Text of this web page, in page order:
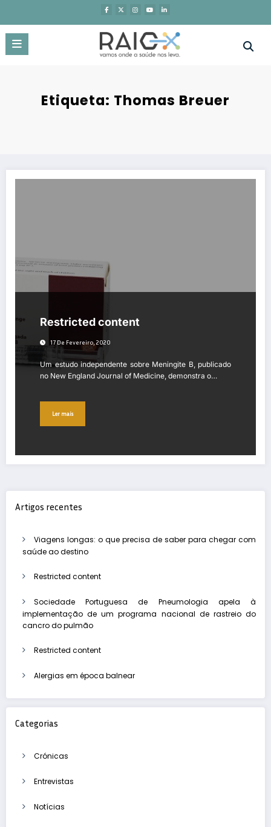
o
conteúdo
Etiqueta: Thomas Breuer
Restricted content
17 De Fevereiro, 2020
Um estudo independente sobre Meningite B, publicado
no New England Journal of Medicine, demonstra o…
Ler mais
Artigos recentes
Viagens longas: o que precisa de saber para chegar com
saúde ao destino
Restricted content
Sociedade Portuguesa de Pneumologia apela à
implementação de um programa nacional de rastreio do
cancro do pulmão
Restricted content
Alergias em época balnear
Categorias
Crónicas
Entrevistas
Notícias